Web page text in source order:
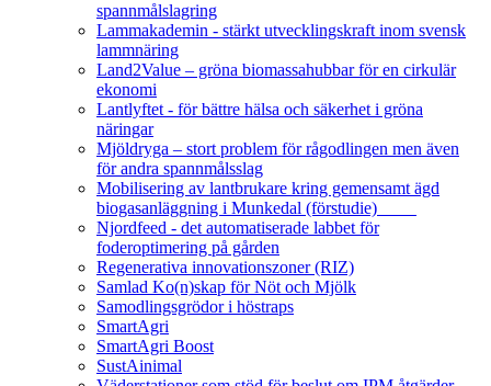
spannmålslagring
Lammakademin - stärkt utvecklingskraft inom svensk
lammnäring
Land2Value – gröna biomassahubbar för en cirkulär
ekonomi
Lantlyftet - för bättre hälsa och säkerhet i gröna
näringar
Mjöldryga – stort problem för rågodlingen men även
för andra spannmålsslag
Mobilisering av lantbrukare kring gemensamt ägd
biogasanläggning i Munkedal (förstudie)
Njordfeed - det automatiserade labbet för
foderoptimering på gården
Regenerativa innovationszoner (RIZ)
Samlad Ko(n)skap för Nöt och Mjölk
Samodlingsgrödor i höstraps
SmartAgri
SmartAgri Boost
SustAinimal